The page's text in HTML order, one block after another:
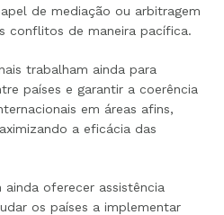
de mediação ou arbitragem
conflitos de maneira pacífica.
trabalham ainda para
países e garantir a coerência
em áreas afins,
a eficácia das
ainda oferecer assistência
os países a implementar